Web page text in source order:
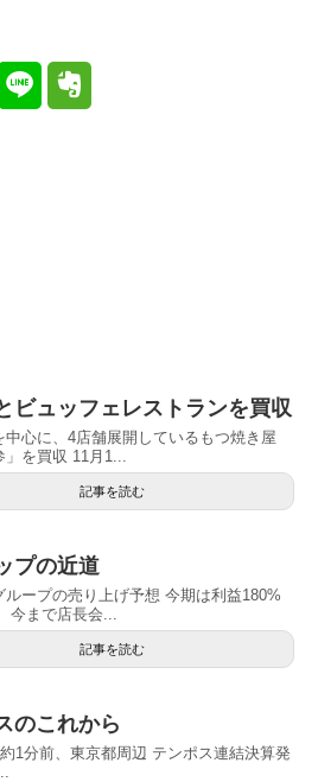
ビュッフェレストランを買収
中心に、4店舗展開しているもつ焼き屋
」を買収 11月1...
記事を読む
プの近道
ループの売り上げ予想 今期は利益180%
今まで店長会...
記事を読む
のこれから
1分前、東京都周辺 テンポス連結決算発